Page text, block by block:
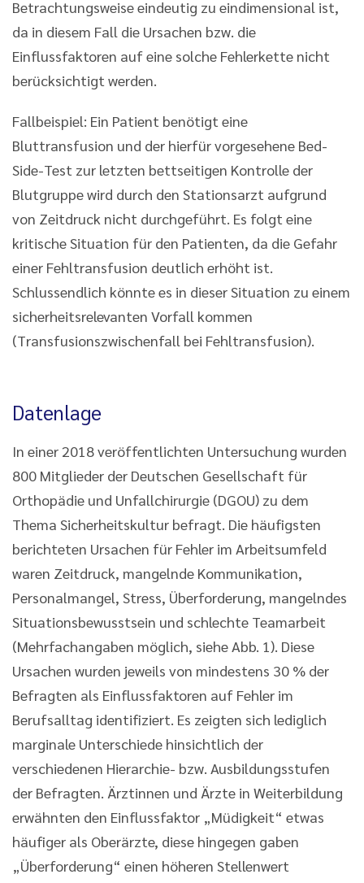
Betrachtungsweise eindeutig zu eindimensional ist,
da in diesem Fall die Ursachen bzw. die
Einflussfaktoren auf eine solche Fehlerkette nicht
berücksichtigt werden.
Fallbeispiel: Ein Patient benötigt eine
Bluttransfusion und der hierfür vorgesehene Bed-
Side-Test zur letzten bettseitigen Kontrolle der
Blutgruppe wird durch den Stationsarzt aufgrund
von Zeitdruck nicht durchgeführt. Es folgt eine
kritische Situation für den Patienten, da die Gefahr
einer Fehltransfusion deutlich erhöht ist.
Schlussendlich könnte es in dieser Situation zu einem
sicherheitsrelevanten Vorfall kommen
(Transfusionszwischenfall bei Fehltransfusion).
Datenlage
In einer 2018 veröffentlichten Untersuchung wurden
800 Mitglieder der Deutschen Gesellschaft für
Orthopädie und Unfallchirurgie (DGOU) zu dem
Thema Sicherheitskultur befragt. Die häufigsten
berichteten Ursachen für Fehler im Arbeitsumfeld
waren Zeitdruck, mangelnde Kommunikation,
Personalmangel, Stress, Überforderung, mangelndes
Situationsbewusstsein und schlechte Teamarbeit
(Mehrfachangaben möglich, siehe Abb. 1). Diese
Ursachen wurden jeweils von mindestens 30 % der
Befragten als Einflussfaktoren auf Fehler im
Berufsalltag identifiziert. Es zeigten sich lediglich
marginale Unterschiede hinsichtlich der
verschiedenen Hierarchie- bzw. Ausbildungsstufen
der Befragten. Ärztinnen und Ärzte in Weiterbildung
erwähnten den Einflussfaktor „Müdigkeit“ etwas
häufiger als Oberärzte, diese hingegen gaben
„Überforderung“ einen höheren Stellenwert